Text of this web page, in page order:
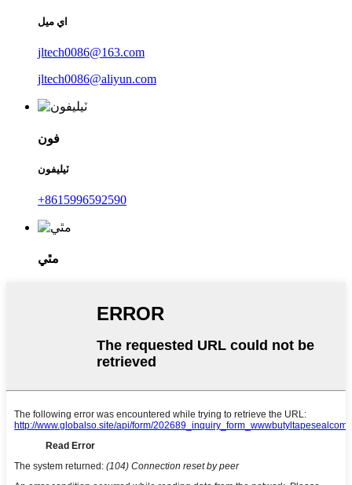
اي ميل
jltech0086@163.com
jltech0086@aliyun.com
فون
ٽيليفون
+8615996592590
مٿي